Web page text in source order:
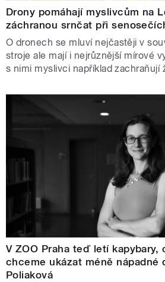
Drony pomáhají myslivcům na
záchranou srnčat při
O dronech se mluví nejčastěji v
stroje ale mají i nejrůznější mírové
s nimi myslivci například zachraňují
V ZOO Praha teď letí kapybary,
chceme ukázat méně nápadné
Poliaková